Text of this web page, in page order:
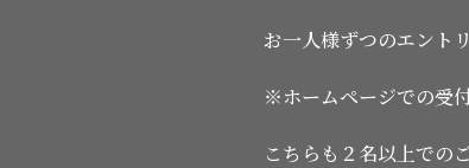
お一人様ずつのエント
※ホームページでの受
こちらも２名以上での